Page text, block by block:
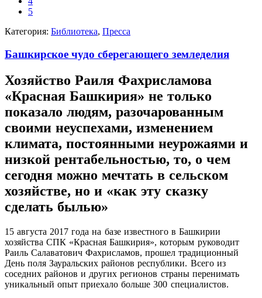
5
Категория: Библиотека, Пресса
Башкирское чудо сберегающего земледелия
Хозяйство Раиля Фахрисламова
«Красная Башкирия» не только
показало людям, разочарованным
своими неуспехами, изменением
климата, постоянными неурожаями и
низкой рентабельностью, то, о чем
сегодня можно мечтать в сельском
хозяйстве, но и «как эту сказку
сделать былью»
15 августа 2017 года на базе известного в Башкирии
хозяйства СПК «Красная Башкирия», которым руководит
Раиль Салаватович Фахрисламов, прошел традиционный
День поля Зауральских районов республики. Всего из
соседних районов и других регионов страны перенимать
уникальный опыт приехало больше 300 специалистов.